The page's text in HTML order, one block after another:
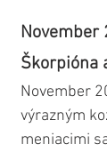
November
Škorpióna
November
výrazným
meniacimi